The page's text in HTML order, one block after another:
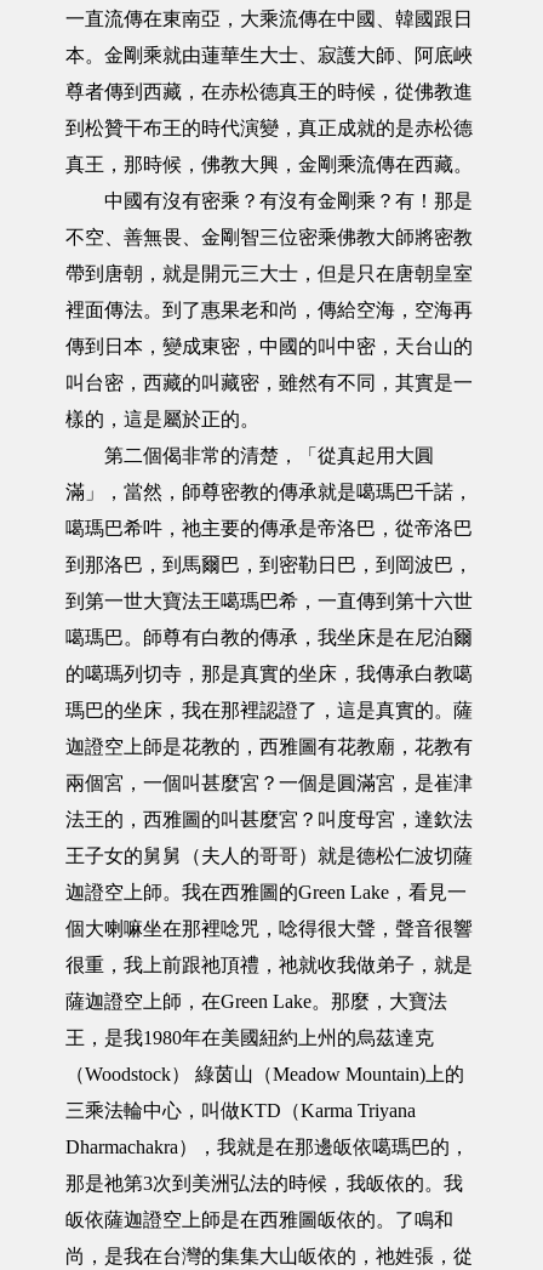
一直流傳在東南亞，大乘流傳在中國、韓國跟日
本。金剛乘就由蓮華生大士、寂護大師、阿底峽
尊者傳到西藏，在赤松德真王的時候，從佛教進
到松贊干布王的時代演變，真正成就的是赤松德
真王，那時候，佛教大興，金剛乘流傳在西藏。
中國有沒有密乘？有沒有金剛乘？有！那是
不空、善無畏、金剛智三位密乘佛教大師將密教
帶到唐朝，就是開元三大士，但是只在唐朝皇室
裡面傳法。到了惠果老和尚，傳給空海，空海再
傳到日本，變成東密，中國的叫中密，天台山的
叫台密，西藏的叫藏密，雖然有不同，其實是一
樣的，這是屬於正的。
第二個偈非常的清楚，「從真起用大圓
滿」，當然，師尊密教的傳承就是噶瑪巴千諾，
噶瑪巴希吽，祂主要的傳承是帝洛巴，從帝洛巴
到那洛巴，到馬爾巴，到密勒日巴，到岡波巴，
到第一世大寶法王噶瑪巴希，一直傳到第十六世
噶瑪巴。師尊有白教的傳承，我坐床是在尼泊爾
的噶瑪列切寺，那是真實的坐床，我傳承白教噶
瑪巴的坐床，我在那裡認證了，這是真實的。薩
迦證空上師是花教的，西雅圖有花教廟，花教有
兩個宮，一個叫甚麼宮？一個是圓滿宮，是崔津
法王的，西雅圖的叫甚麼宮？叫度母宮，達欽法
王子女的舅舅（夫人的哥哥）就是德松仁波切薩
迦證空上師。我在西雅圖的Green Lake，看見一
個大喇嘛坐在那裡唸咒，唸得很大聲，聲音很響
很重，我上前跟祂頂禮，祂就收我做弟子，就是
薩迦證空上師，在Green Lake。那麼，大寶法
王，是我1980年在美國紐約上州的烏茲達克
（Woodstock） 綠茵山（Meadow Mountain)上的
三乘法輪中心，叫做KTD（Karma Triyana
Dharmachakra），我就是在那邊皈依噶瑪巴的，
那是祂第3次到美洲弘法的時候，我皈依的。我
皈依薩迦證空上師是在西雅圖皈依的。了鳴和
尚，是我在台灣的集集大山皈依的，祂姓張，從